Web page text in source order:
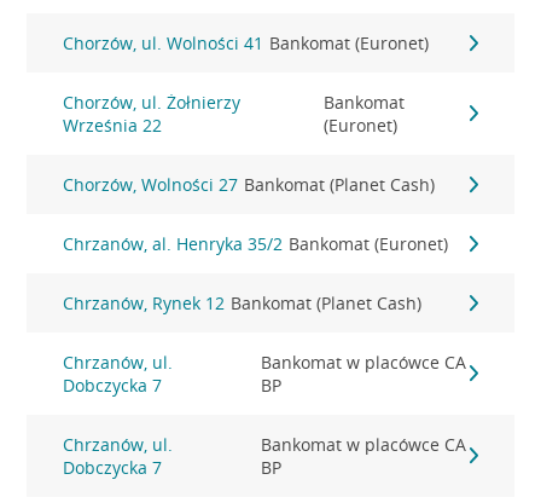
Chorzów, ul. Wolności 41 Bankomat (Euronet)
Chorzów, ul. Żołnierzy
Września 22
Bankomat
(Euronet)
Chorzów, Wolności 27 Bankomat (Planet Cash)
Chrzanów, al. Henryka 35/2 Bankomat (Euronet)
Chrzanów, Rynek 12 Bankomat (Planet Cash)
Chrzanów, ul.
Dobczycka 7
Bankomat w placówce CA
BP
Chrzanów, ul.
Dobczycka 7
Bankomat w placówce CA
BP